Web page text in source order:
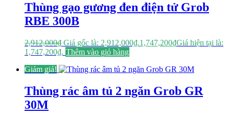
Thùng gạo gương đen điện tử Grob
RBE 300B
2,912,000₫ Giá gốc là: 2,912,000₫.1,747,200₫Giá hiện tại là:
1,747,200₫. Thêm vào giỏ hàng
Giảm giá!
Thùng rác âm tủ 2 ngăn Grob GR
30M